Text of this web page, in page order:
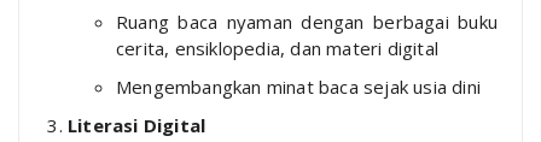
Ruang baca nyaman dengan berbagai buku
cerita, ensiklopedia, dan materi digital
Mengembangkan minat baca sejak usia dini
Literasi Digital